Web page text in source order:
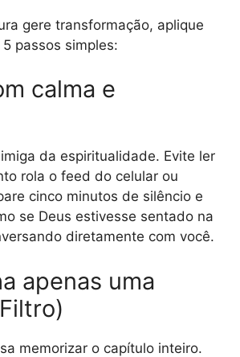
gere transformação, aplique
passos simples:
calma e
da espiritualidade. Evite ler
rola o feed do celular ou
cinco minutos de silêncio e
se Deus estivesse sentado na
diretamente com você.
apenas uma
memorizar o capítulo inteiro.